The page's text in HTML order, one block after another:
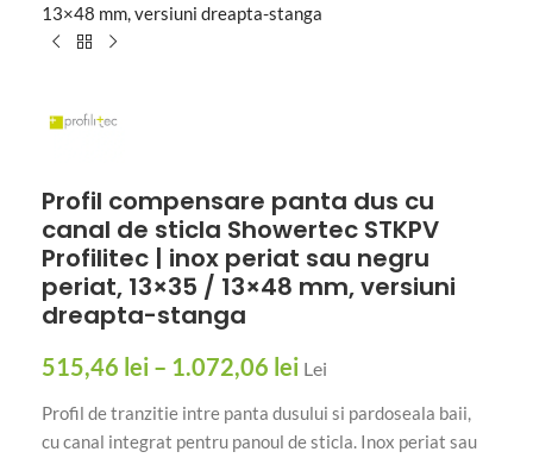
13×48 mm, versiuni dreapta-stanga
Profil compensare panta dus cu
canal de sticla Showertec STKPV
Profilitec | inox periat sau negru
periat, 13×35 / 13×48 mm, versiuni
dreapta-stanga
515,46 lei – 1.072,06 lei Lei
Profil de tranzitie intre panta dusului si pardoseala baii,
cu canal integrat pentru panoul de sticla. Inox periat sau